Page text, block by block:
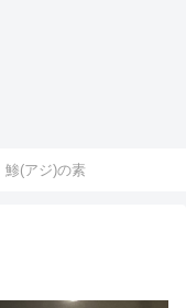
鯵(アジ)の素